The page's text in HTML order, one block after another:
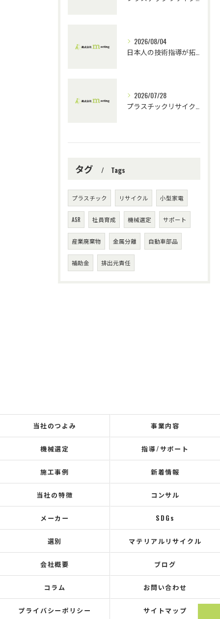
2026/08/04
2026/07/28
タグ Tags
プラスチック リサイクル 小型家電
ASR 社員育成 機械選定 サポート
産業廃棄物 金属分離 自動車部品
補助金 排出元責任
当社のつよみ 事業内容
機械選定 指導/サポート
施工事例 新着情報
当社の特徴 コンサル
メーカー SDGs
選別 マテリアルリサイクル
会社概要 ブログ
コラム お問い合わせ
プライバシーポリシー サイトマップ